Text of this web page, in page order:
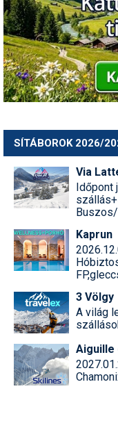
SÍTÁBOROK 2026/
Via
Időpont
Kaprun
3 Völgy
A világ
Aiguille